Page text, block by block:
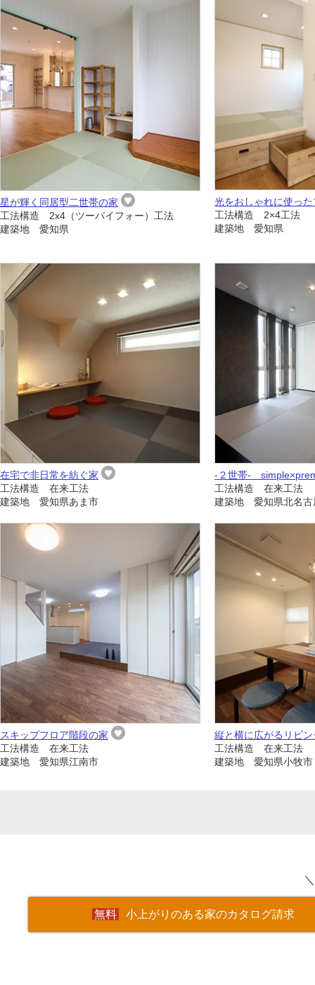
星が輝く同居型二世帯の家
工法構造 2x4（ツーバイフォー）工法
建築地 愛知県
光をおしゃれに使っ
工法構造 2×4工法
建築地 愛知県
在宅で非日常を紡ぐ家
工法構造 在来工法
建築地 愛知県あま市
-２世帯-
工法構造 在来工法
建築地 愛知県北名古
スキップフロア階段の家
工法構造 在来工法
建築地 愛知県江南市
縦と横に広がるリビ
工法構造 在来工法
建築地 愛知県小牧市
小上がりのある家のカタログ請求